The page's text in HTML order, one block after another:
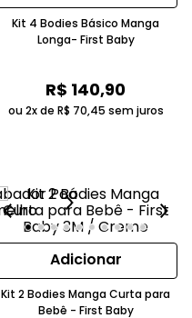
Kit 4 Bodies Básico Manga
Longa- First Baby
R$ 140,90
ou 2x de R$ 70,45 sem juros
Adicionar
Kit 2 Bodies Manga Curta para
Bebê - First Baby